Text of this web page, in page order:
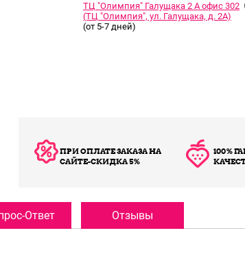
ТЦ "Олимпия" Галущака 2 А офис 302
(ТЦ "Олимпия", ул. Галущака, д. 2А)
(от 5-7 дней)
ПРИ ОПЛАТЕ ЗАКАЗА НА
САЙТЕ-СКИДКА 5%
100%
Ответ Отзывы